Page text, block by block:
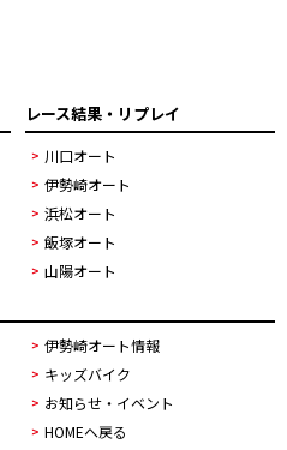
レース結果・リプレイ
川口オート
伊勢崎オート
浜松オート
飯塚オート
山陽オート
伊勢崎オート情報
キッズバイク
お知らせ・イベント
HOMEへ戻る